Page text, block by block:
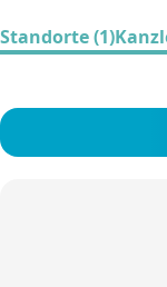
Standorte (1)